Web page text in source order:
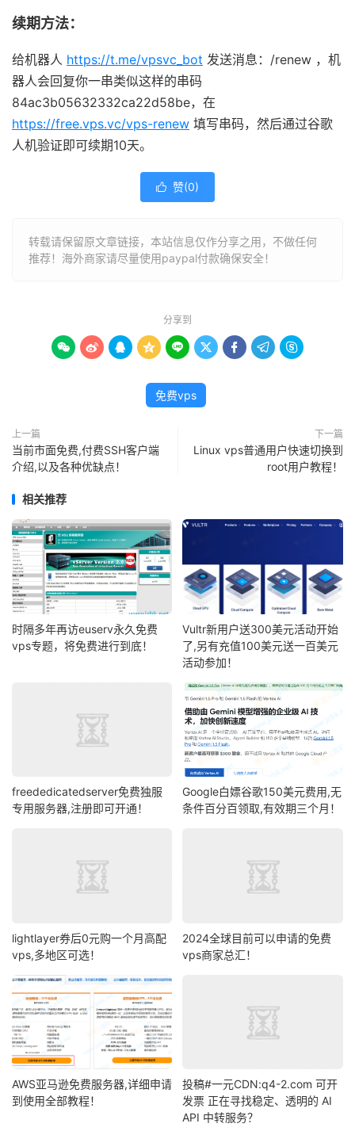
续期方法：
给机器人 https://t.me/vpsvc_bot 发送消息：/renew ，机
器人会回复你一串类似这样的串码
84ac3b05632332ca22d58be，在
https://free.vps.vc/vps-renew 填写串码，然后通过谷歌
人机验证即可续期10天。
 赞(0)
转载请保留原文章链接，本站信息仅作分享之用，不做任何
推荐！海外商家请尽量使用paypal付款确保安全！
分享到
        
免费vps
上一篇
当前市面免费,付费SSH客户端
介绍,以及各种优缺点！
下一篇
Linux vps普通用户快速切换到
root用户教程！
相关推荐
时隔多年再访euserv永久免费
vps专题，将免费进行到底！
Vultr新用户送300美元活动开始
了,另有充值100美元送一百美元
活动参加！
freededicatedserver免费独服
专用服务器,注册即可开通！
Google白嫖谷歌150美元费用,无
条件百分百领取,有效期三个月！
lightlayer券后0元购一个月高配
vps,多地区可选！
2024全球目前可以申请的免费
vps商家总汇！
AWS亚马逊免费服务器,详细申请
到使用全部教程！
投稿#一元CDN:q4-2.com 可开
发票 正在寻找稳定、透明的 AI
API 中转服务？